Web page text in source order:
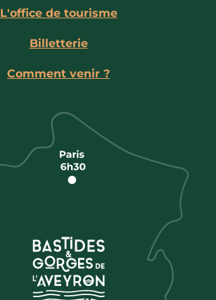
L'office de tourisme
Billetterie
Comment venir ?